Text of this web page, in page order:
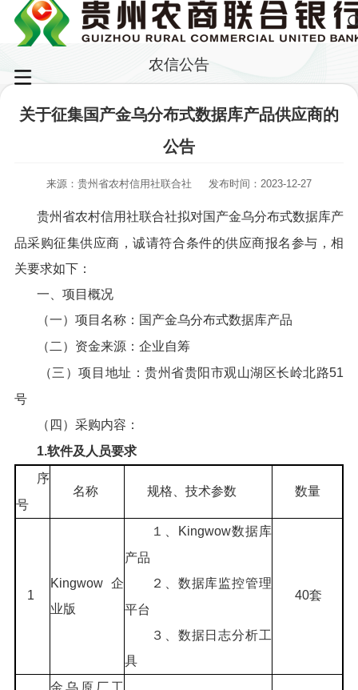
农信公告
关于征集国产金乌分布式数据库产品供应商的
公告
来源：贵州省农村信用社联合社 发布时间：2023-12-27
贵州省农村信用社联合社拟对国产金乌分布式数据库产
品采购征集供应商，诚请符合条件的供应商报名参与，相
关要求如下：
一、项目概况
（一）项目名称：国产金乌分布式数据库产品
（二）资金来源：企业自筹
（三）项目地址：贵州省贵阳市观山湖区长岭北路51
号
（四）采购内容：
1.软件及人员要求
序
号
名称 规格、技术参数 数量
1
Kingwow企
业版
１、Kingwow数据库
产品
２、数据库监控管理
平台
３、数据日志分析工
具
40套